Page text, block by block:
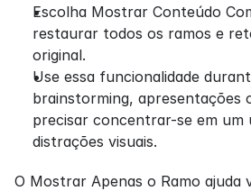
Escolha Mostrar Conteúdo
restaurar todos os ramos e
original.
Use essa funcionalidade
brainstorming, apresentações
precisar concentrar-se em um
distrações visuais.
O Mostrar Apenas o Ramo ajuda